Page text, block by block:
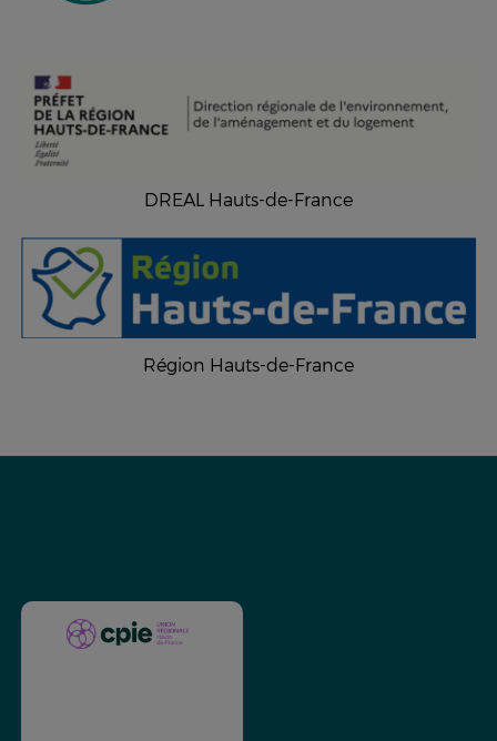
DREAL Hauts-de-France
Région Hauts-de-France